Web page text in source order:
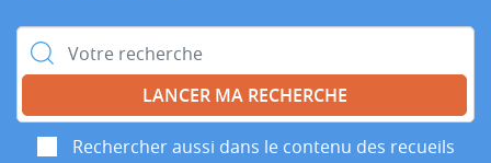
Rechercher :
Rechercher aussi dans le contenu des recueils